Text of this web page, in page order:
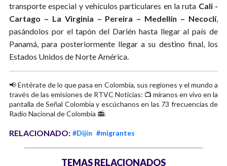
transporte especial y vehículos particulares en la ruta Cali -
Cartago – La Virginia – Pereira – Medellín – Necoclí,
pasándolos por el tapón del Darién hasta llegar al país de
Panamá, para posteriormente llegar a su destino final, los
Estados Unidos de Norte América.
📢 Entérate de lo que pasa en Colombia, sus regiones y el mundo a
través de las emisiones de RTVC Noticias: 📺 míranos en vivo en la
pantalla de Señal Colombia y escúchanos en las 73 frecuencias de
Radio Nacional de Colombia 📻.
RELACIONADO: #Dijín #migrantes
TEMAS RELACIONADOS